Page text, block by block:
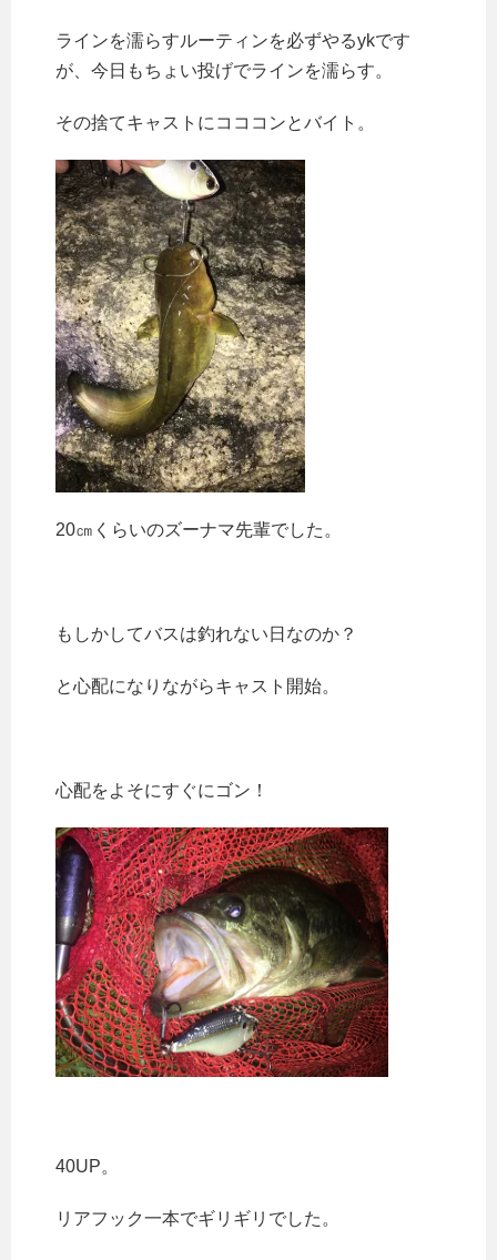
ラインを濡らすルーティンを必ずやるykです
が、今日もちょい投げでラインを濡らす。
その捨てキャストにコココンとバイト。
20㎝くらいのズーナマ先輩でした。
もしかしてバスは釣れない日なのか？
と心配になりながらキャスト開始。
心配をよそにすぐにゴン！
40UP。
リアフック一本でギリギリでした。